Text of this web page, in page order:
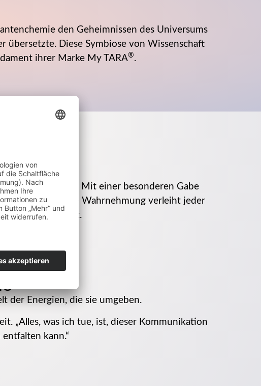
den Geheimnissen des Universums
übersetzte. Diese Symbiose von Wissenschaft
ihrer Marke My TARA®.
und Energien. Mit einer besonderen Gabe
dimensionale Wahrnehmung verleiht jeder
die spürbar ist.
der Energien, die sie umgeben.
„Alles, was ich tue, ist, dieser Kommunikation
kann.“